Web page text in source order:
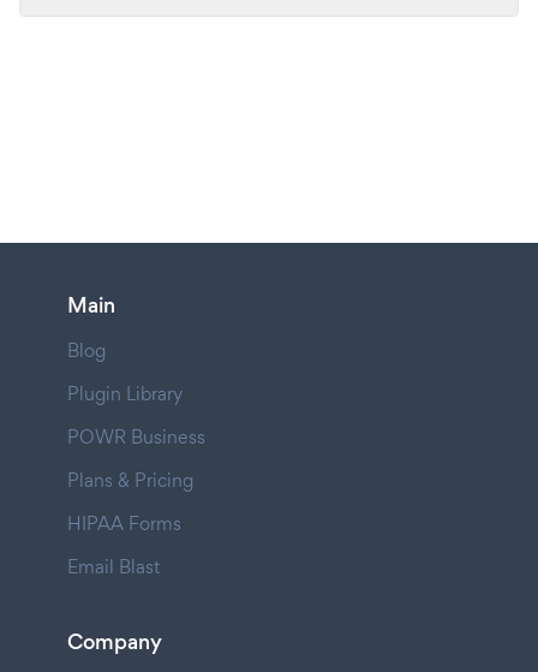
Main
Blog
Plugin Library
POWR Business
Plans & Pricing
HIPAA Forms
Email Blast
Company